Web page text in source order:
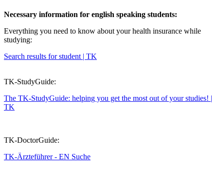
Necessary information for english speaking students:
Everything you need to know about your health insurance while
studying:
Search results for student | TK
TK-StudyGuide:
The TK-StudyGuide: helping you get the most out of your studies! |
TK
TK-DoctorGuide:
TK-Ärzteführer - EN Suche